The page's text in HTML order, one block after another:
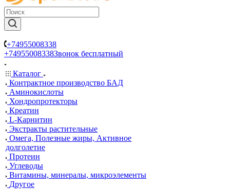
+74955008338
+74955008338Звонок бесплатный
Каталог
Контрактное производство БАД
Аминокислоты
Хондропротекторы
Креатин
L-Карнитин
Экстракты растительные
Омега, Полезные жиры, Активное
долголетие
Протеин
Углеводы
Витамины, минералы, микроэлементы
Другое